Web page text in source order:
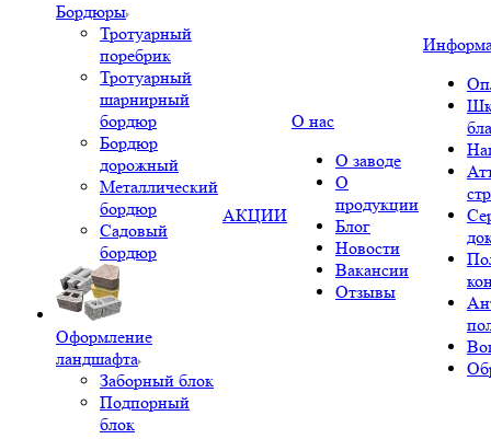
Бордюры
Тротуарный
поребрик
Тротуарный
шарнирный
бордюр
Бордюр
дорожный
Металлический
бордюр
Садовый
бордюр
Оформление
ландшафта
Заборный блок
Подпорный
блок
АКЦИИ
О нас
О заводе
О
продукции
Блог
Новости
Вакансии
Отзывы